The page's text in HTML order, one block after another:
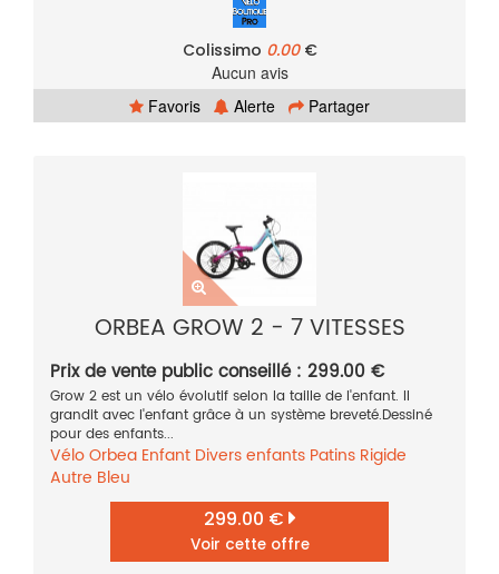
Colissimo 0.00€
Aucun avis
Favoris
Alerte Partager
ORBEA GROW 2 - 7 VITESSES
Prix de vente public conseillé : 299.00 €
Grow 2 est un vélo évolutif selon la taille de l'enfant. Il
grandit avec l'enfant grâce à un système breveté.Dessiné
pour des enfants...
VéloOrbea Enfant Divers enfants Patins Rigide
Autre Bleu
299.00 €
Voir cette offre